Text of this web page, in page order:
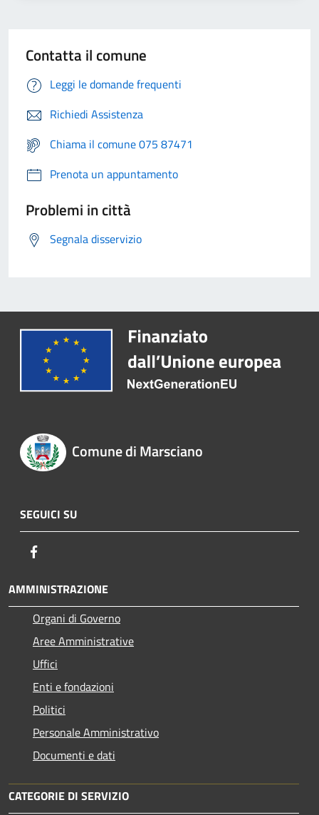
Contatta il comune
Leggi le domande frequenti
Richiedi Assistenza
Chiama il comune 075 87471
Prenota un appuntamento
Problemi in città
Segnala disservizio
Comune di Marsciano
SEGUICI SU
AMMINISTRAZIONE
Organi di Governo
Aree Amministrative
Uffici
Enti e fondazioni
Politici
Personale Amministrativo
Documenti e dati
CATEGORIE DI SERVIZIO